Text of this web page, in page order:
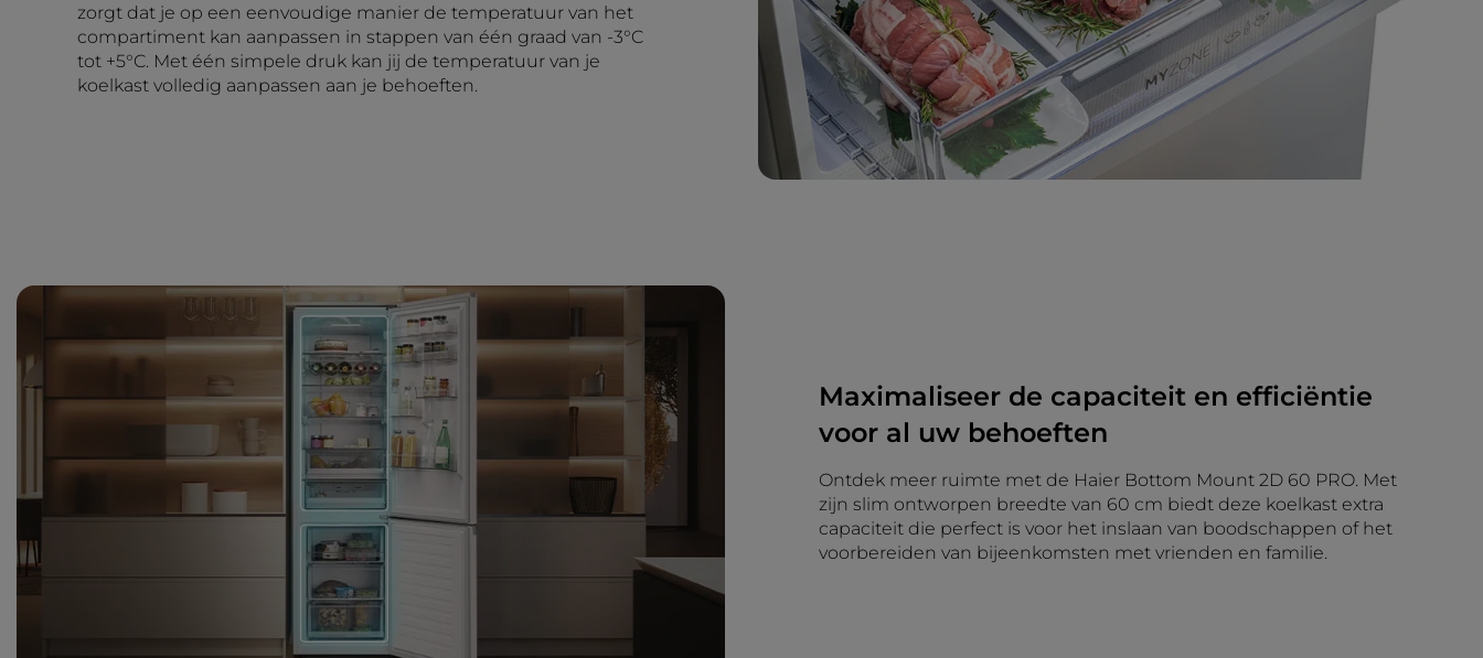
zorgt dat je op een eenvoudige manier de temperatuur van het
compartiment kan aanpassen in stappen van één graad van -3°C
tot +5°C. Met één simpele druk kan jij de temperatuur van je
koelkast volledig aanpassen aan je behoeften.
Maximaliseer de capaciteit en efficiëntie
voor al uw behoeften
Ontdek meer ruimte met de Haier Bottom Mount 2D 60 PRO. Met
zijn slim ontworpen breedte van 60 cm biedt deze koelkast extra
capaciteit die perfect is voor het inslaan van boodschappen of het
voorbereiden van bijeenkomsten met vrienden en familie.